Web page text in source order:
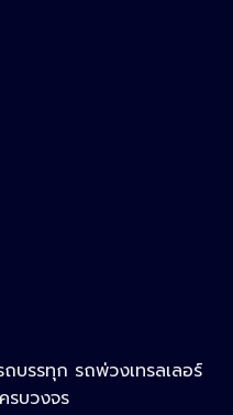
ถบรรทุก รถพ่วงเทรลเลอร์
รบวงจร